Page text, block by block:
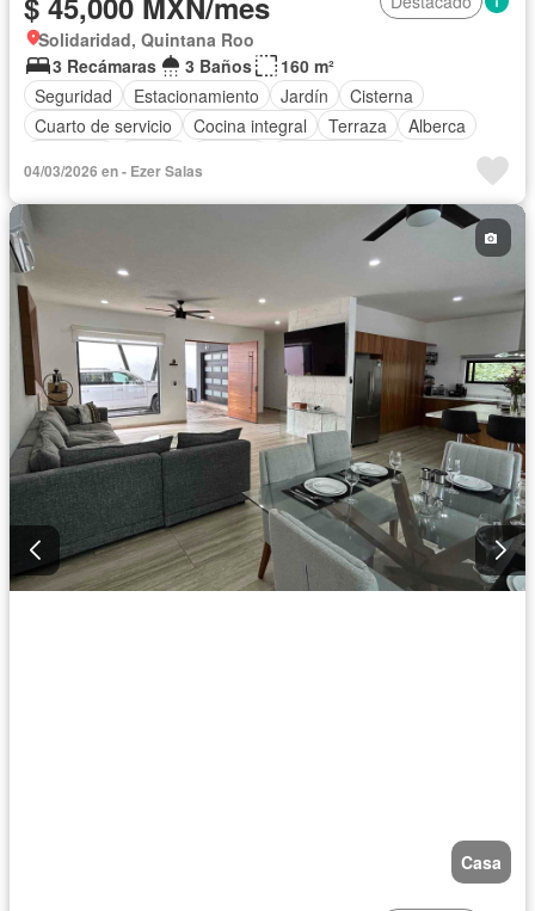
Solidaridad, Quintana Roo
3 Recámaras
3 Baños
160 m²
Seguridad
Estacionamiento Jardín
Cisterna
Cuarto de servicio
Cocina integral Terraza
Alberca
Zona infantil
Cocina equipada
Cancha de tenis
Televisión por cable
Gas natural
Zonas verdes
Caseta de vigilancia
Vista panorámica
Despacho
Conserje Wifi
Recámara con closet
Permite mascotas
Permite niños
Completamente amueblado
04/03/2026 en - Ezer Salas
Casa